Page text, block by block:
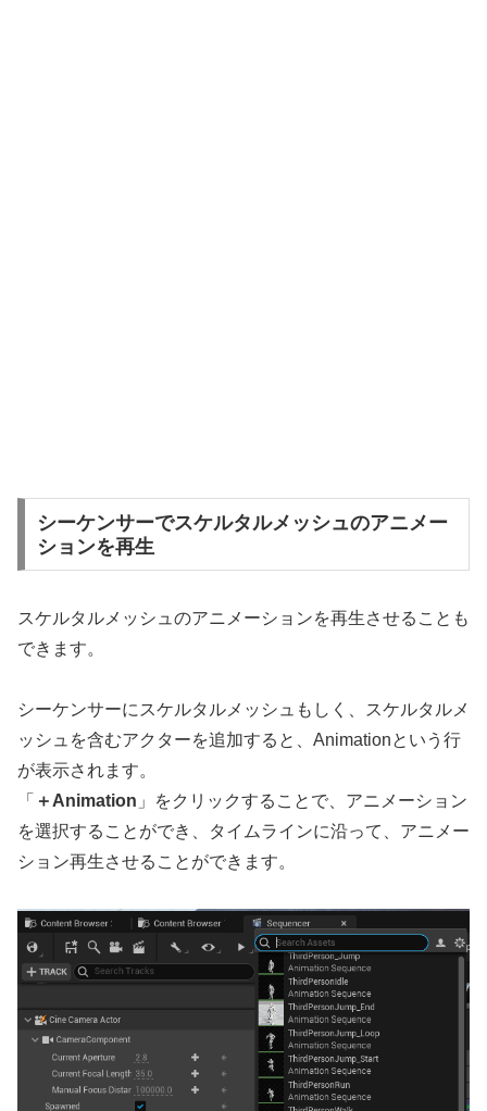
シーケンサーでスケルタルメッシュのアニメー
ションを再生
スケルタルメッシュのアニメーションを再生させることも
できます。
シーケンサーにスケルタルメッシュもしく、スケルタルメ
ッシュを含むアクターを追加すると、Animationという行
が表示されます。
「 ＋Animation 」をクリックすることで、アニメーション
を選択することができ、タイムラインに沿って、アニメー
ション再生させることができます。